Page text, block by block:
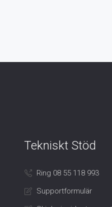
Tekniskt Stöd
Ring 08 55 118 993
Supportformulär